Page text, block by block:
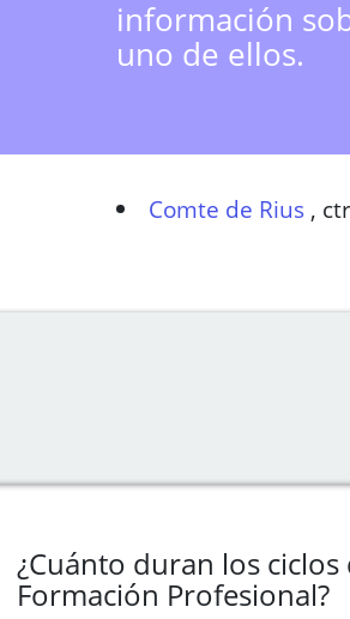
información
uno de ellos.
Comte de Rius ,
¿Cuánto duran los ciclos
Formación Profesional?